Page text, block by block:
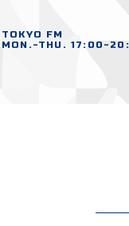
TOKYO FM
MON.-THU. 17:00-